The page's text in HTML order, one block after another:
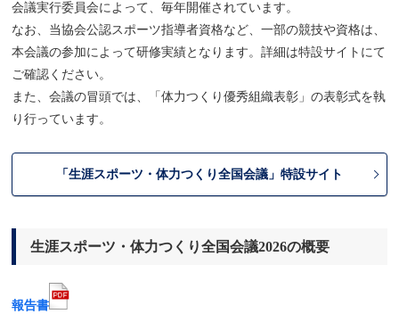
会議実行委員会によって、毎年開催されています。
なお、当協会公認スポーツ指導者資格など、一部の競技や資格は、
本会議の参加によって研修実績となります。詳細は特設サイトにて
ご確認ください。
また、会議の冒頭では、「体力つくり優秀組織表彰」の表彰式を執
り行っています。
「生涯スポーツ・体力つくり全国会議」特設サイト
生涯スポーツ・体力つくり全国会議2026の概要
報告書